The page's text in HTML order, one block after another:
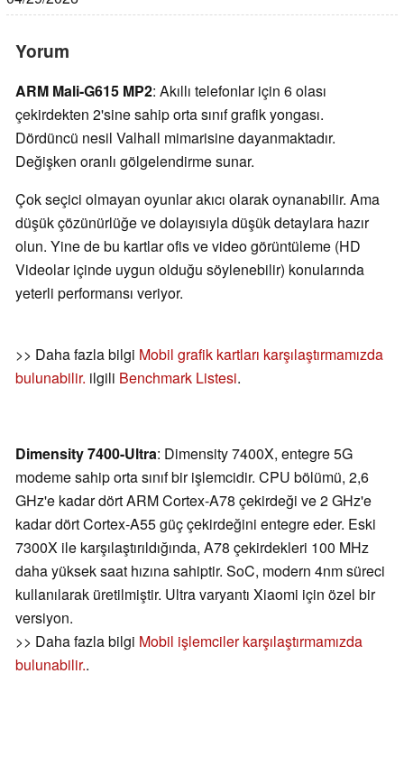
Yorum
ARM Mali-G615 MP2: Akıllı telefonlar için 6 olası
çekirdekten 2'sine sahip orta sınıf grafik yongası.
Dördüncü nesil Valhall mimarisine dayanmaktadır.
Değişken oranlı gölgelendirme sunar.
Çok seçici olmayan oyunlar akıcı olarak oynanabilir. Ama
düşük çözünürlüğe ve dolayısıyla düşük detaylara hazır
olun. Yine de bu kartlar ofis ve video görüntüleme (HD
Videolar içinde uygun olduğu söylenebilir) konularında
yeterli performansı veriyor.
>> Daha fazla bilgi Mobil grafik kartları karşılaştırmamızda
bulunabilir. ilgili Benchmark Listesi.
Dimensity 7400-Ultra: Dimensity 7400X, entegre 5G
modeme sahip orta sınıf bir işlemcidir. CPU bölümü, 2,6
GHz'e kadar dört ARM Cortex-A78 çekirdeği ve 2 GHz'e
kadar dört Cortex-A55 güç çekirdeğini entegre eder. Eski
7300X ile karşılaştırıldığında, A78 çekirdekleri 100 MHz
daha yüksek saat hızına sahiptir. SoC, modern 4nm süreci
kullanılarak üretilmiştir. Ultra varyantı Xiaomi için özel bir
versiyon.
>> Daha fazla bilgi Mobil işlemciler karşılaştırmamızda
bulunabilir..